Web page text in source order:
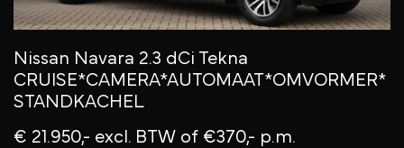
Nissan Navara 2.3 dCi Tekna
CRUISE*CAMERA*AUTOMAAT*OMVORMER*
STANDKACHEL
€ 21.950,- excl. BTW of €370,- p.m.